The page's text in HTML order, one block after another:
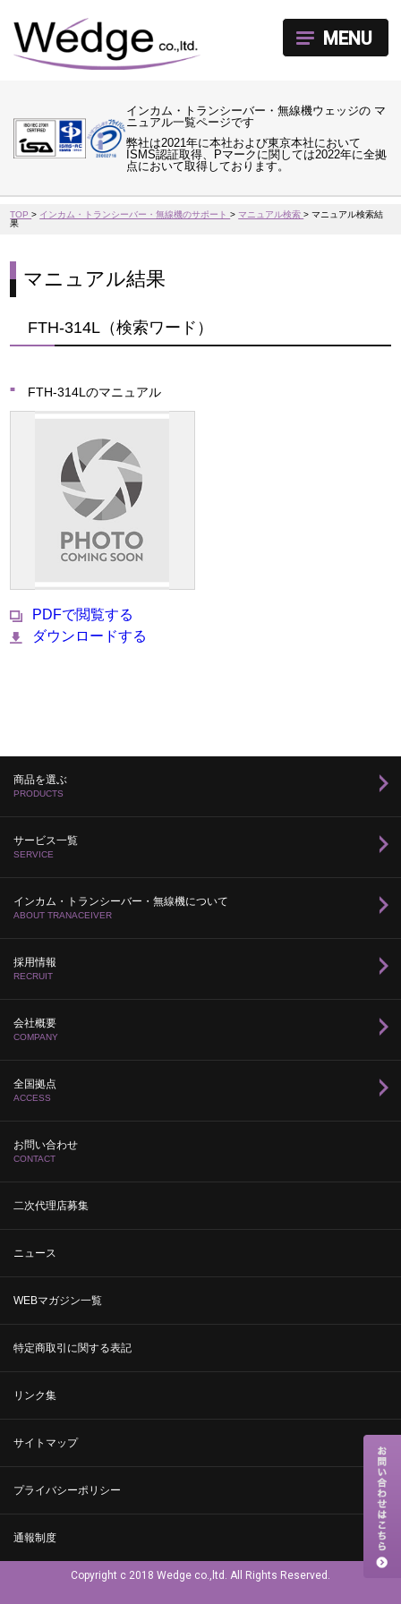
インカム・トランシーバー・無線機ウェッジの マ
ニュアル一覧ページです
弊社は2021年に本社および東京本社において
ISMS認証取得、Pマークに関しては2022年に全拠
点において取得しております。
MENU
TOP> インカム・トランシーバー・無線機のサポート>マニュアル検索>マニュアル検索結
果
マニュアル結果
FTH-314L（検索ワード）
FTH-314Lのマニュアル
PDFで閲覧する
ダウンロードする
商品を選ぶ
PRODUCTS
サービス一覧
SERVICE
インカム・トランシーバー・無線機について
ABOUT TRANACEIVER
採用情報
RECRUIT
会社概要
COMPANY
全国拠点
ACCESS
お問い合わせ
CONTACT
二次代理店募集
ニュース
WEBマガジン一覧
特定商取引に関する表記
リンク集
サイトマップ
プライバシーポリシー
通報制度
Copyright c 2018 Wedge co.,ltd. All Rights Reserved.